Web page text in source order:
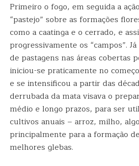
Primeiro o fogo, em seguida a
“pastejo” sobre as formações
como a caatinga e o cerrado, e
progressivamente os “campos”.
de pastagens nas áreas cobertas
iniciou-se praticamente no
e se intensificou a partir das
derrubada da mata visava o
médio e longo prazos, para ser
cultivos anuais – arroz, milho,
principalmente para a formação
melhores glebas.